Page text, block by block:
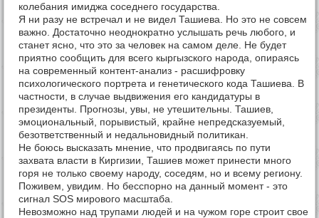
колебания имиджа соседнего государства.
Я ни разу не встречал и не видел Ташиева. Но это не совсем
важно. Достаточно неоднократно услышать речь любого, и
станет ясно, что это за человек на самом деле. Не будет
приятно сообщить для всего кыргызского народа, опираясь
на современный контент-анализ - расшифровку
психологического портрета и генетического кода Ташиева. В
частности, в случае выдвижения его кандидатуры в
президенты. Прогнозы, увы, не утешительны. Ташиев,
эмоциональный, порывистый, крайне непредсказуемый,
безответственный и недальновидный политикан.
Не боюсь высказать мнение, что продвигаясь по пути
захвата власти в Киргизии, Ташиев может принести много
горя не только своему народу, соседям, но и всему региону.
Поживем, увидим. Но бесспорно на данный момент - это
сигнал SOS мирового масштаба.
Невозможно над трупами людей и на чужом горе строит свое